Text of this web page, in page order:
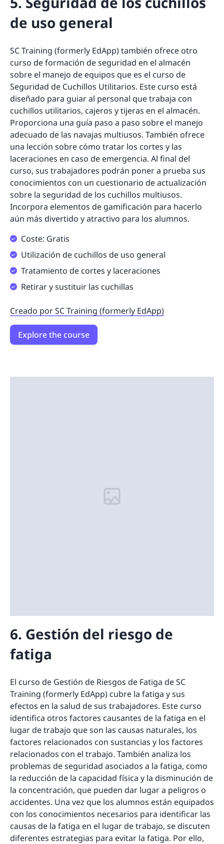
de uso general
SC Training (formerly EdApp) también ofrece otro
curso de formación de seguridad en el almacén
sobre el manejo de equipos que es el curso de
Seguridad de Cuchillos Utilitarios. Este curso está
diseñado para guiar al personal que trabaja con
cuchillos utilitarios, cajeros y tijeras en el almacén.
Proporciona una guía paso a paso sobre el manejo
adecuado de las navajas multiusos. También ofrece
una lección sobre cómo tratar los cortes y las
laceraciones en caso de emergencia. Al final del
curso, sus trabajadores podrán poner a prueba sus
conocimientos con un cuestionario de actualización
sobre la seguridad de los cuchillos multiusos.
Incorpora elementos de gamificación para hacerlo
aún más divertido y atractivo para los alumnos.
Coste: Gratis
Utilización de cuchillos de uso general
Tratamiento de cortes y laceraciones
Retirar y sustituir las cuchillas
Creado por SC Training (formerly EdApp)
Explore the course
6. Gestión del riesgo de
fatiga
El curso de Gestión de Riesgos de Fatiga de SC
Training (formerly EdApp) cubre la fatiga y sus
efectos en la salud de sus trabajadores. Este curso
identifica otros factores causantes de la fatiga en el
lugar de trabajo que son las causas naturales, los
factores relacionados con sustancias y los factores
relacionados con el trabajo. También analiza los
problemas de seguridad asociados a la fatiga, como
la reducción de la capacidad física y la disminución de
la concentración, que pueden dar lugar a peligros o
accidentes. Una vez que los alumnos están equipados
con los conocimientos necesarios para identificar las
causas de la fatiga en el lugar de trabajo, se discuten
diferentes estrategias para evitar la fatiga. Por ello,